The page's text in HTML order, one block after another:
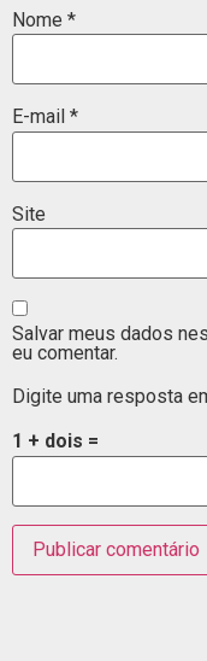
Nome *
E-mail *
Site
Salvar meus dados
eu comentar.
Digite uma resposta
1 + dois =